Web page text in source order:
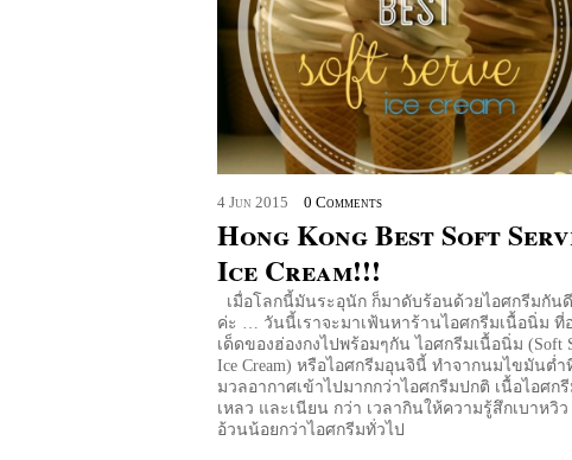
4 Jun 2015 0 Comments
Hong Kong Best Soft
Ice Cream!!!
เมื่อโลกนี้มันระอุนัก ก็มาดับร้อนด้วยไอศกรีมกัน
ค่ะ … วันนี้เราจะมาเฟ้นหาร้านไอศกรีมเนื้อนิ่ม ที่
เด็ดของฮ่องกงไปพร้อมๆกัน ไอศกรีมเนื้อนิ่ม (Soft
Ice Cream) หรือไอศกรีมอุนจินี้ ทำจากนมไขมันต่ำ
มวลอากาศเข้าไปมากกว่าไอศกรีมปกติ เนื้อไอศกรี
เหลว และเนียน กว่า เวลากินให้ความรู้สึกเบาหวิว
อ้วนน้อยกว่าไอศกรีมทั่วไป